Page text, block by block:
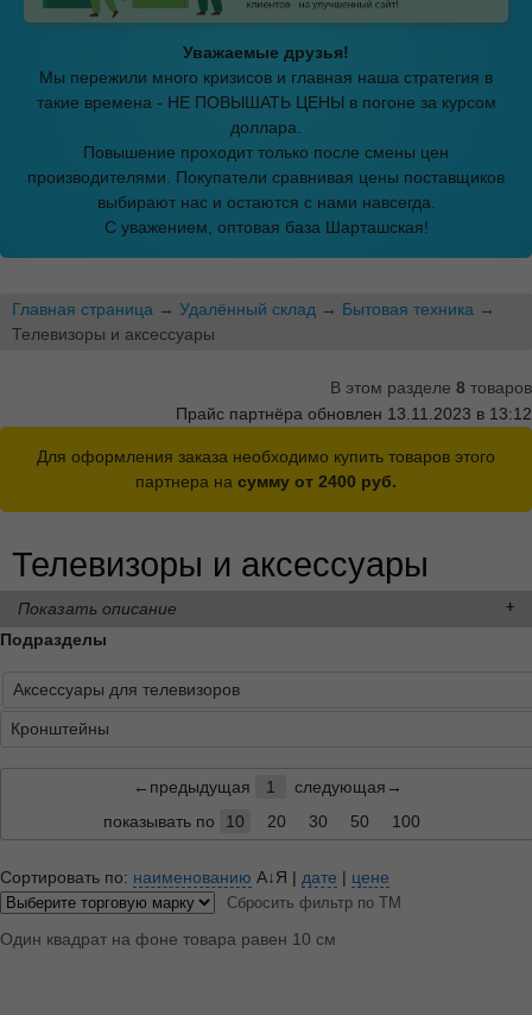
Уважаемые друзья!
Мы пережили много кризисов и главная наша стратегия в
такие времена - НЕ ПОВЫШАТЬ ЦЕНЫ в погоне за курсом
доллара.
Повышение проходит только после смены цен
производителями. Покупатели сравнивая цены поставщиков
выбирают нас и остаются с нами навсегда.
С уважением, оптовая база Шарташская!
Главная страница → Удалённый склад → Бытовая техника →
Телевизоры и аксессуары
В этом разделе 8 товаров
Прайс партнёра обновлен 13.11.2023 в 13:12
Для оформления заказа необходимо купить товаров этого
партнера на сумму от 2400 руб.
Телевизоры и аксессуары
Показать описание
Подразделы
Аксессуары для телевизоров
Кронштейны
←предыдущая 1
следующая→
показывать по
10 20 30 50 100
Сортировать по: наименованию А↓Я | дате | цене
Сбросить фильтр по ТМ
Один квадрат на фоне товара равен 10 см